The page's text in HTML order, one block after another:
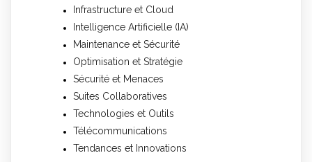
Infrastructure et Cloud
Intelligence Artificielle (IA)
Maintenance et Sécurité
Optimisation et Stratégie
Sécurité et Menaces
Suites Collaboratives
Technologies et Outils
Télécommunications
Tendances et Innovations